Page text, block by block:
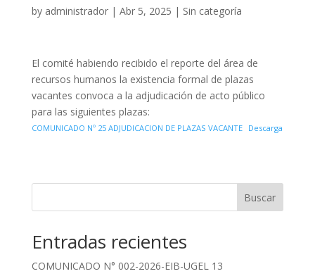
by administrador| Abr 5, 2025 | Sin categoría
El comité habiendo recibido el reporte del área de
recursos humanos la existencia formal de plazas
vacantes convoca a la adjudicación de acto público
para las siguientes plazas:
COMUNICADO Nº 25 ADJUDICACION DE PLAZAS VACANTE Descarga
Buscar
Entradas recientes
COMUNICADO N° 002-2026-EIB-UGEL 13